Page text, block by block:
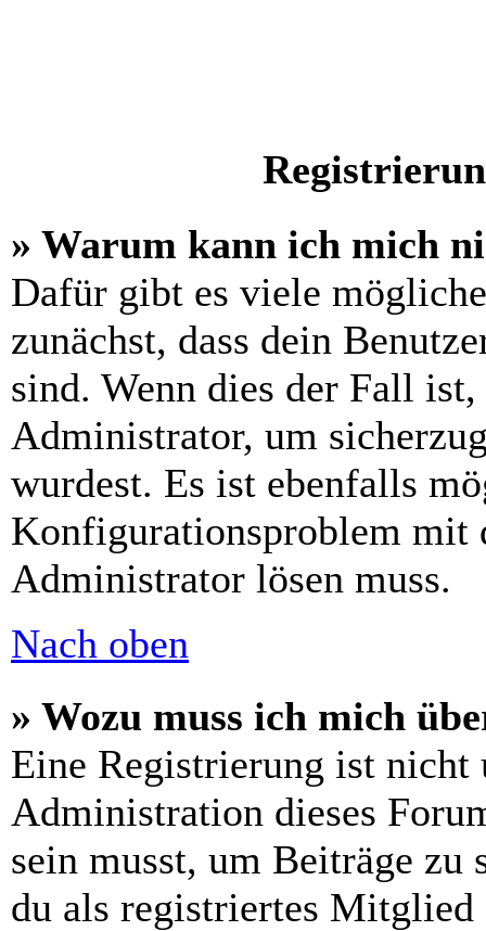
» Warum kann ich mich
Dafür gibt es viele
zunächst, dass dein
sind. Wenn dies der Fall
Administrator, um
wurdest. Es ist ebenfalls
Konfigurationsproblem mit
Administrator lösen muss.
Nach oben
» Wozu muss ich mich
Eine Registrierung ist
Administration dieses
sein musst, um Beiträge
du als registriertes Mitglied